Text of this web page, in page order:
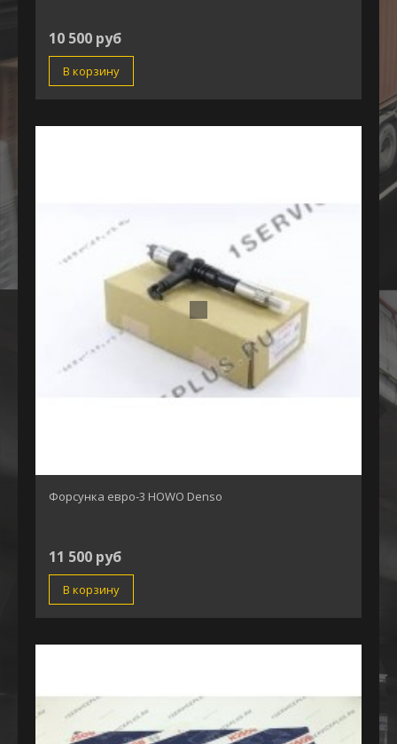
10 500 руб
В корзину
Форсунка евро-3 HOWO Denso
11 500 руб
В корзину